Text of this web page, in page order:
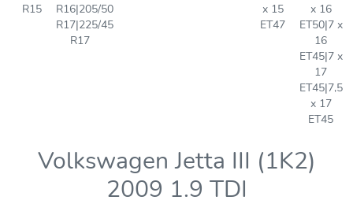
R15
R16|205/50
R17|225/45
R17
x 15
ET47
x 16
ET50|7 x
16
ET45|7 x
17
ET45|7,5
x 17
ET45
Volkswagen Jetta III (1K2)
2009 1.9 TDI